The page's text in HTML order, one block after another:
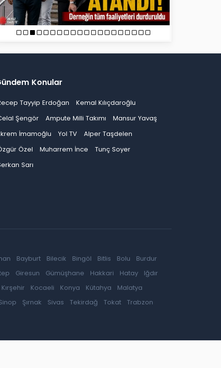
Konular
Tayyip Erdoğan
Kemal Kılıçdaroğlu
Şengör
Ampute Milli Takımı
Mansur Yavaş
İmamoğlu
Yol TV
Alper Taşdelen
Özel
Muharrem İnce
Tunç Soyer
Sarı
Bayburt Bilecik Bingöl Bitlis Bolu
Burdur
Giresun Gümüşhane Hakkari Hatay
Iğdır
Kırşehir Kocaeli Konya Kütahya
Malatya
Şırnak Sivas Tekirdağ Tokat
Trabzon